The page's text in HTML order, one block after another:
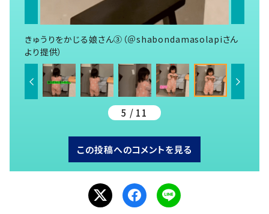
きゅうりをかじる娘さん③（＠shabondamasolapiさん
より提供）
5 / 11
この投稿へのコメントを見る